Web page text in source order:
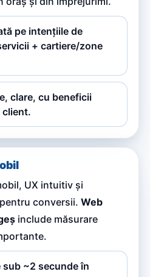
pe intențiile de
+ cartiere/zone
clare, cu beneficii
UX intuitiv și
conversii. Web
include măsurare
~2 secunde în